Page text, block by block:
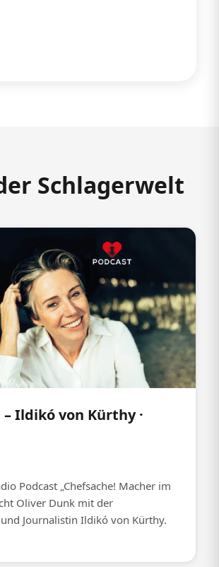
Schlagerwelt
– Ildikó von Kürthy ·
Podcast „Chefsache! Macher im
Oliver Dunk mit der
Journalistin Ildikó von Kürthy.